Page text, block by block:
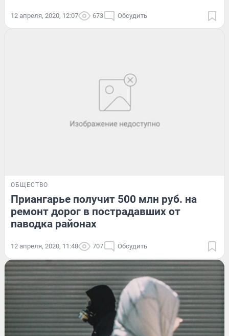
12 апреля, 2020, 12:07 673 Обсудить
ОБЩЕСТВО
Приангарье получит 500 млн руб. на
ремонт дорог в пострадавших от
паводка районах
12 апреля, 2020, 11:48 707 Обсудить